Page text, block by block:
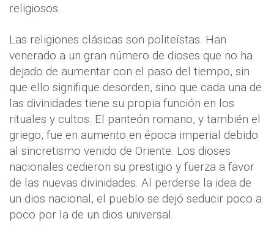
religiosos.
Las religiones clásicas son politeístas. Han
venerado a un gran número de dioses que no ha
dejado de aumentar con el paso del tiempo, sin
que ello signifique desorden, sino que cada una de
las divinidades tiene su propia función en los
rituales y cultos. El panteón romano, y también el
griego, fue en aumento en época imperial debido
al sincretismo venido de Oriente. Los dioses
nacionales cedieron su prestigio y fuerza a favor
de las nuevas divinidades. Al perderse la idea de
un dios nacional, el pueblo se dejó seducir poco a
poco por la de un dios universal.